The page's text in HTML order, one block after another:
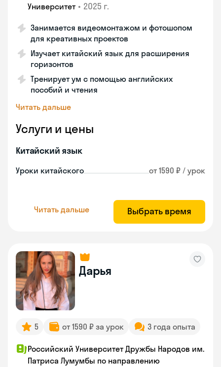
Университет • 2025 г.
Занимается видеомонтажом и фотошопом
для креативных проектов
Изучает китайский язык для расширения
горизонтов
Тренирует ум с помощью английских
пособий и чтения
Читать дальше
Услуги и цены
Китайский язык
Уроки китайского от 1590 ₽ / урок
Читать дальше Выбрать время
Дарья
5 от 1590 ₽ за урок 3 года опыта
Российский Университет Дружбы Народов им.
Патриса Лумумбы по направлению